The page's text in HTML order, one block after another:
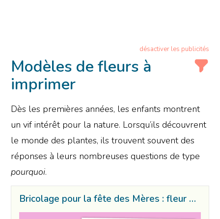
désactiver les publicités
Modèles de fleurs à
imprimer
Dès les premières années, les enfants montrent
un vif intérêt pour la nature. Lorsqu’ils découvrent
le monde des plantes, ils trouvent souvent des
réponses à leurs nombreuses questions de type
pourquoi.
Bricolage pour la fête des Mères : fleur 3D